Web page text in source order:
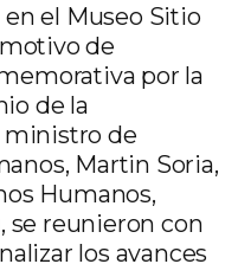
el Museo Sitio
de
por la
de la
ministro de
Martin Soria,
Humanos,
se reunieron con
los avances